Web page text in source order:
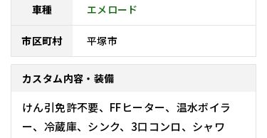
車種 エメロード
市区町村 平塚市
カスタム内容・装備
けん引免許不要、FFヒーター、温水ボイラ
ー、冷蔵庫、シンク、3口コンロ、シャワ